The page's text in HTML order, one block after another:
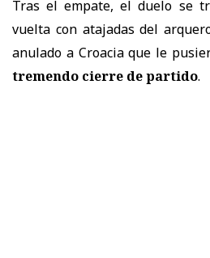
Tras el empate, el duelo se
vuelta con atajadas del
anulado a Croacia que le
tremendo cierre de partido.